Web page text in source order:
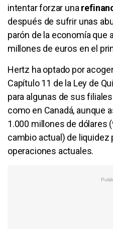
intentar forzar una
después de sufrir unas
parón de la economía que
millones de euros en el
Hertz ha optado por
Capítulo 11 de la Ley de
para algunas de sus
como en Canadá, aunque
1.000 millones de dólares
cambio actual) de liquidez
operaciones actuales.